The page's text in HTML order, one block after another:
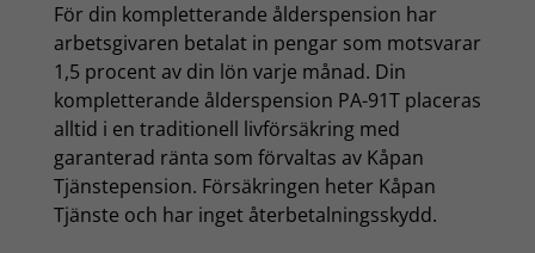
För din kompletterande ålderspension har
arbetsgivaren betalat in pengar som motsvarar
1,5 procent av din lön varje månad. Din
kompletterande ålderspension PA-91T placeras
alltid i en traditionell livförsäkring med
garanterad ränta som förvaltas av Kåpan
Tjänstepension. Försäkringen heter Kåpan
Tjänste och har inget återbetalningsskydd.